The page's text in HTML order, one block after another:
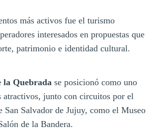
más activos fue el turismo
interesados en propuestas que
patrimonio e identidad cultural.
la Quebrada se posicionó como uno
atractivos, junto con circuitos por el
San Salvador de Jujuy, como el Museo
de la Bandera.